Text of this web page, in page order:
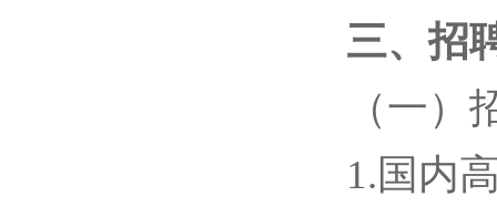
三、招
（一）
1.国内